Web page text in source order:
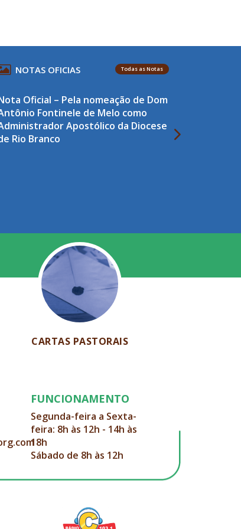
NOTAS OFICIAS Todas as Notas
Oficial – Pela nomeação de Dom
Fontinele de Melo como
Apostólico da Diocese
Rio Branco
CARTAS PASTORAIS
FUNCIONAMENTO
Segunda-feira a Sexta-
feira: 8h às 12h - 14h às
18h
Sábado de 8h às 12h